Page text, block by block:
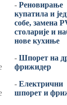
- Реновирање
купатила и
собе, замена
столарије и
нове кухиње
- Шпорет на
фрижидер
- Електрични
шпорет и